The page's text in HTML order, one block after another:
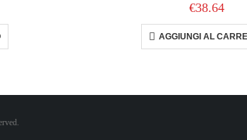
€38.64
AGGIUNGI AL